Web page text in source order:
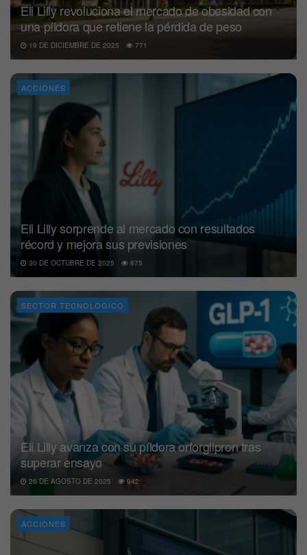
Eli Lilly revoluciona el mercado de obesidad con
una píldora que retiene la pérdida de peso
19 DE DICIEMBRE DE 2025 771
ACCIONES
Eli Lilly sorprende al mercado con resultados
récord y mejora sus previsiones
30 DE OCTUBRE DE 2025 875
SECTOR TECNOLOGICO
Eli Lilly avanza con su píldora orforglipron tras
superar ensayo
26 DE AGOSTO DE 2025 942
ACCIONES